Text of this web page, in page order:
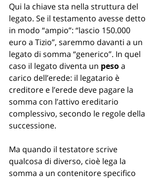
Qui la chiave sta nella struttura del
legato. Se il testamento avesse detto
in modo “ampio”: “lascio 150.000
euro a Tizio”, saremmo davanti a un
legato di somma “generico”. In quel
caso il legato diventa un peso a
carico dell’erede: il legatario è
creditore e l’erede deve pagare la
somma con l’attivo ereditario
complessivo, secondo le regole della
successione.
Ma quando il testatore scrive
qualcosa di diverso, cioè lega la
somma a un contenitore specifico